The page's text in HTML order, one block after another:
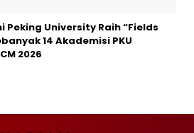
Peking University Raih “Fields
14 Akademisi PKU
2026